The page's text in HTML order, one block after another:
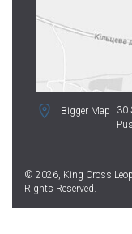
Bigger Map 30
© 2026, King Cross
Rights Reserved.